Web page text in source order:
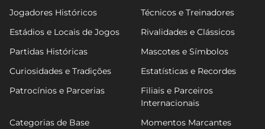
Jogadores Históricos
Técnicos e Treinadores
Estádios e Locais de Jogos
Rivalidades e Clássicos
Partidas Históricas
Mascotes e Símbolos
Curiosidades e Tradições
Estatísticas e Recordes
Patrocínios e Parcerias
Filiais e Parceiros
Internacionais
Categorias de Base
Momentos Marcantes